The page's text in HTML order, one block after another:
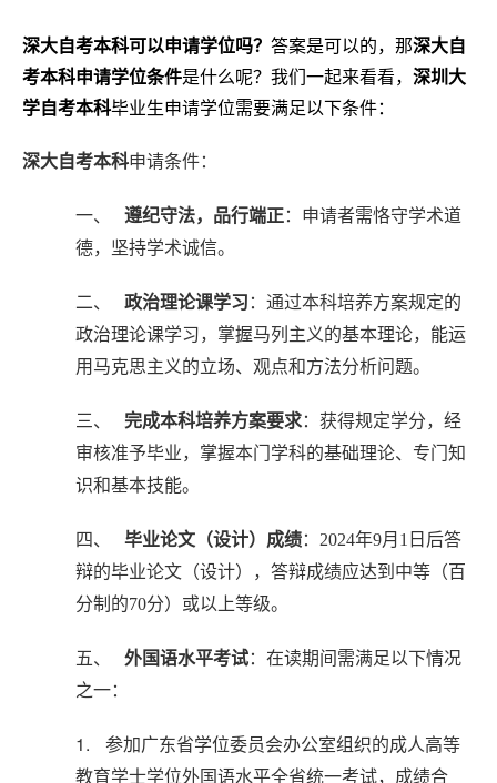
深大自考本科可以申请学位吗？ 答案是可以的，那深大自
考本科申请学位条件是什么呢？我们一起来看看， 深圳大
学自考本科毕业生申请学位需要满足以下条件：
深大自考本科申请条件：
一、 遵纪守法，品行端正：申请者需恪守学术道
德，坚持学术诚信。
二、 政治理论课学习 ：通过本科培养方案规定的
政治理论课学习，掌握马列主义的基本理论，能运
用马克思主义的立场、观点和方法分析问题。
三、 完成本科培养方案要求：获得规定学分，经
审核准予毕业，掌握本门学科的基础理论、专门知
识和基本技能。
四、 毕业论文（设计）成绩：2024年9月1日后答
辩的毕业论文（设计），答辩成绩应达到中等（百
分制的70分）或以上等级。
五、 外国语水平考试：在读期间需满足以下情况
之一：
1.
参加广东省学位委员会办公室组织的成人高等
教育学士学位外国语水平全省统一考试，成绩合